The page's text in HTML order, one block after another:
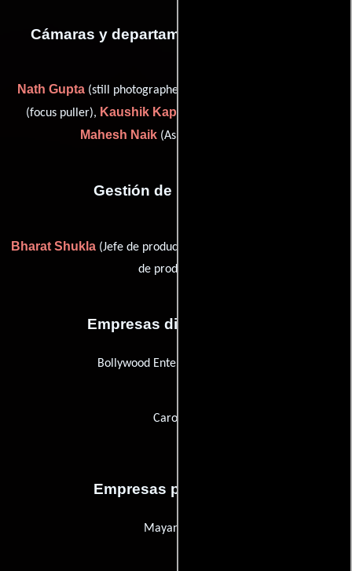
Cámaras y departamento de electricidad
Nath Gupta(still photographer: Studio R.B.),
(focus puller), Kaushik Kapadia
Mahesh Naik(Asistente de cámara)
Gestión de producción
Bharat Shukla(Jefe de producción) y
de producción)
Empresas distribuidoras
Bollywood Entertainment (BEI)
Caroland
Empresas productoras
Mayank Arts